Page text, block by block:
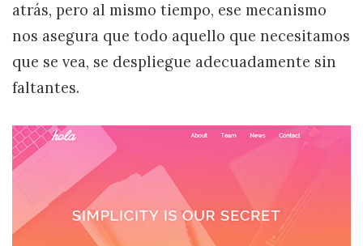
atrás, pero al mismo tiempo, ese mecanismo
nos asegura que todo aquello que necesitamos
que se vea, se despliegue adecuadamente sin
faltantes.